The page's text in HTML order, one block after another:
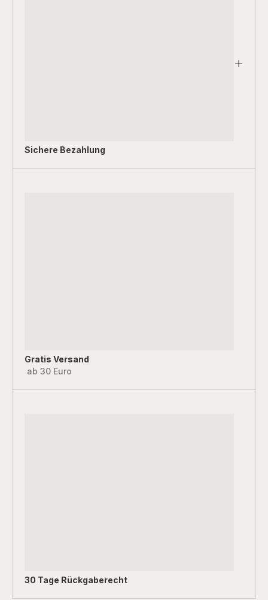
Sichere Bezahlung
Gratis Versand
ab 30 Euro
30 Tage Rückgaberecht